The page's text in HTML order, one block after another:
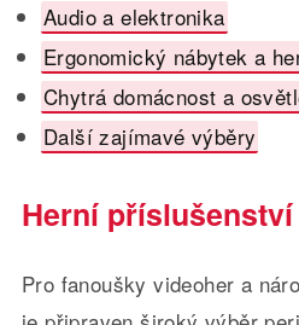
Audio a elektronika
Ergonomický nábytek a
Chytrá domácnost a
Další zajímavé výběry
Herní
Pro fanoušky videoher a